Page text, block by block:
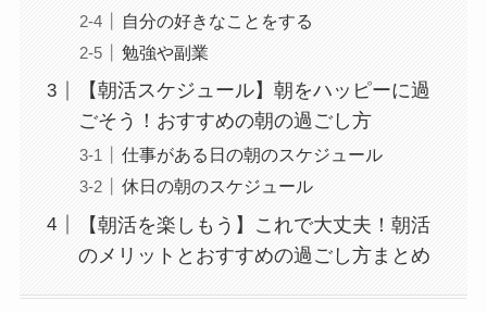
自分の好きなことをする
勉強や副業
【朝活スケジュール】朝をハッピーに過
ごそう！おすすめの朝の過ごし方
仕事がある日の朝のスケジュール
休日の朝のスケジュール
【朝活を楽しもう】これで大丈夫！朝活
のメリットとおすすめの過ごし方まとめ